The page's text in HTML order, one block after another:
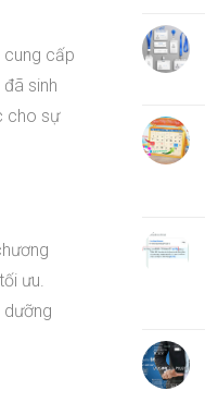
cung cấp
sinh
cho sự
ưu.
dưỡng